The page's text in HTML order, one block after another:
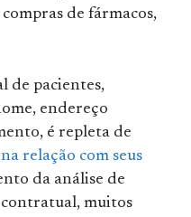
de fármacos,
de pacientes,
endereço
é repleta de
na relação com seus
da análise de
contratual, muitos